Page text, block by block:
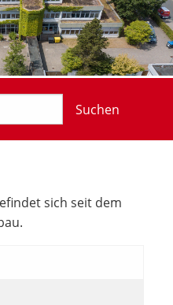
Suchen
sich seit dem